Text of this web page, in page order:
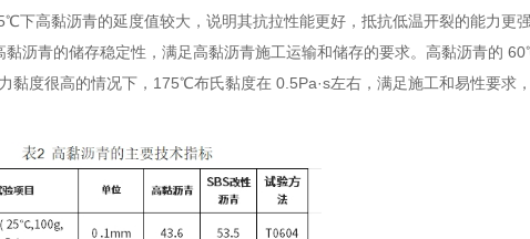
下高黏沥青的延度值较大，说明其抗拉性能更好，抵抗低温开裂的能力更
沥青的储存稳定性，满足高黏沥青施工运输和储存的要求。高黏沥青的
黏度很高的情况下，175℃布氏黏度在 0.5Pa·s左右，满足施工和易性要求